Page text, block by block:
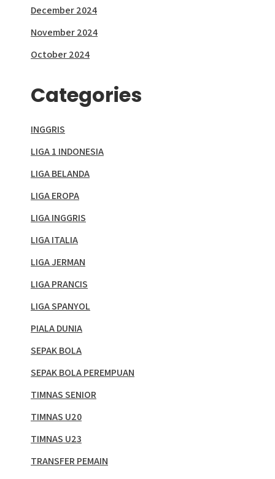
December 2024
November 2024
October 2024
Categories
INGGRIS
LIGA 1 INDONESIA
LIGA BELANDA
LIGA EROPA
LIGA INGGRIS
LIGA ITALIA
LIGA JERMAN
LIGA PRANCIS
LIGA SPANYOL
PIALA DUNIA
SEPAK BOLA
SEPAK BOLA PEREMPUAN
TIMNAS SENIOR
TIMNAS U20
TIMNAS U23
TRANSFER PEMAIN